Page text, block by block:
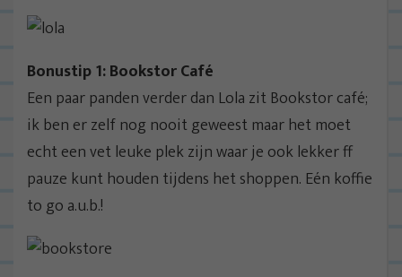
Bonustip 1: Bookstor Café
Een paar panden verder dan Lola zit Bookstor café;
ik ben er zelf nog nooit geweest maar het moet
echt een vet leuke plek zijn waar je ook lekker ff
pauze kunt houden tijdens het shoppen. Eén koffie
to go a.u.b.!